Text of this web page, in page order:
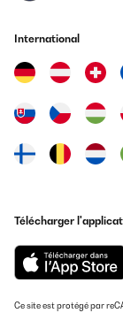
International
Télécharger
Ce site est protégé par